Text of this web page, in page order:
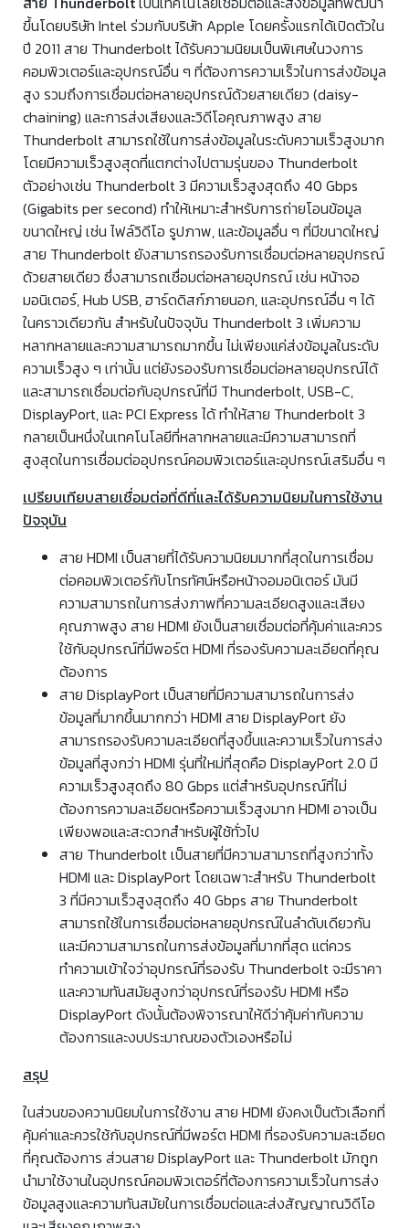
ขึ้นโดยบริษัท Intel ร่วมกับบริษัท Apple โดยครั้งแรกได้เปิดตัวใน
ปี 2011 สาย Thunderbolt ได้รับความนิยมเป็นพิเศษในวงการ
คอมพิวเตอร์และอุปกรณ์อื่น ๆ ที่ต้องการความเร็วในการส่งข้อมูล
สูง รวมถึงการเชื่อมต่อหลายอุปกรณ์ด้วยสายเดียว (daisy-
chaining) และการส่งเสียงและวิดีโอคุณภาพสูง สาย
Thunderbolt สามารถใช้ในการส่งข้อมูลในระดับความเร็วสูงมาก
โดยมีความเร็วสูงสุดที่แตกต่างไปตามรุ่นของ Thunderbolt
ตัวอย่างเช่น Thunderbolt 3 มีความเร็วสูงสุดถึง 40 Gbps
(Gigabits per second) ทำให้เหมาะสำหรับการถ่ายโอนข้อมูล
ขนาดใหญ่ เช่น ไฟล์วิดีโอ รูปภาพ, และข้อมูลอื่น ๆ ที่มีขนาดใหญ่
สาย Thunderbolt ยังสามารถรองรับการเชื่อมต่อหลายอุปกรณ์
ด้วยสายเดียว ซึ่งสามารถเชื่อมต่อหลายอุปกรณ์ เช่น หน้าจอ
มอนิเตอร์, Hub USB, ฮาร์ดดิสก์ภายนอก, และอุปกรณ์อื่น ๆ ได้
ในคราวเดียวกัน สำหรับในปัจจุบัน Thunderbolt 3 เพิ่มความ
หลากหลายและความสามารถมากขึ้น ไม่เพียงแค่ส่งข้อมูลในระดับ
ความเร็วสูง ๆ เท่านั้น แต่ยังรองรับการเชื่อมต่อหลายอุปกรณ์ได้
และสามารถเชื่อมต่อกับอุปกรณ์ที่มี Thunderbolt, USB-C,
DisplayPort, และ PCI Express ได้ ทำให้สาย Thunderbolt 3
กลายเป็นหนึ่งในเทคโนโลยีที่หลากหลายและมีความสามารถที่
สูงสุดในการเชื่อมต่ออุปกรณ์คอมพิวเตอร์และอุปกรณ์เสริมอื่น ๆ
เปรียบเทียบสายเชื่อมต่อที่ดีที่และได้รับความนิยมในการใช้งาน
ปัจจุบัน
สาย HDMI เป็นสายที่ได้รับความนิยมมากที่สุดในการเชื่อม
ต่อคอมพิวเตอร์กับโทรทัศน์หรือหน้าจอมอนิเตอร์ มันมี
ความสามารถในการส่งภาพที่ความละเอียดสูงและเสียง
คุณภาพสูง สาย HDMI ยังเป็นสายเชื่อมต่อที่คุ้มค่าและควร
ใช้กับอุปกรณ์ที่มีพอร์ต HDMI ที่รองรับความละเอียดที่คุณ
ต้องการ
สาย DisplayPort เป็นสายที่มีความสามารถในการส่ง
ข้อมูลที่มากขึ้นมากกว่า HDMI สาย DisplayPort ยัง
สามารถรองรับความละเอียดที่สูงขึ้นและความเร็วในการส่ง
ข้อมูลที่สูงกว่า HDMI รุ่นที่ใหม่ที่สุดคือ DisplayPort 2.0 มี
ความเร็วสูงสุดถึง 80 Gbps แต่สำหรับอุปกรณ์ที่ไม่
ต้องการความละเอียดหรือความเร็วสูงมาก HDMI อาจเป็น
เพียงพอและสะดวกสำหรับผู้ใช้ทั่วไป
สาย Thunderbolt เป็นสายที่มีความสามารถที่สูงกว่าทั้ง
HDMI และ DisplayPort โดยเฉพาะสำหรับ Thunderbolt
3 ที่มีความเร็วสูงสุดถึง 40 Gbps สาย Thunderbolt
สามารถใช้ในการเชื่อมต่อหลายอุปกรณ์ในลำดับเดียวกัน
และมีความสามารถในการส่งข้อมูลที่มากที่สุด แต่ควร
ทำความเข้าใจว่าอุปกรณ์ที่รองรับ Thunderbolt จะมีราคา
และความทันสมัยสูงกว่าอุปกรณ์ที่รองรับ HDMI หรือ
DisplayPort ดังนั้นต้องพิจารณาให้ดีว่าคุ้มค่ากับความ
ต้องการและงบประมาณของตัวเองหรือไม่
สรุป
ในส่วนของความนิยมในการใช้งาน สาย HDMI ยังคงเป็นตัวเลือกที่
คุ้มค่าและควรใช้กับอุปกรณ์ที่มีพอร์ต HDMI ที่รองรับความละเอียด
ที่คุณต้องการ ส่วนสาย DisplayPort และ Thunderbolt มักถูก
นำมาใช้งานในอุปกรณ์คอมพิวเตอร์ที่ต้องการความเร็วในการส่ง
ข้อมูลสูงและความทันสมัยในการเชื่อมต่อและส่งสัญญาณวิดีโอ